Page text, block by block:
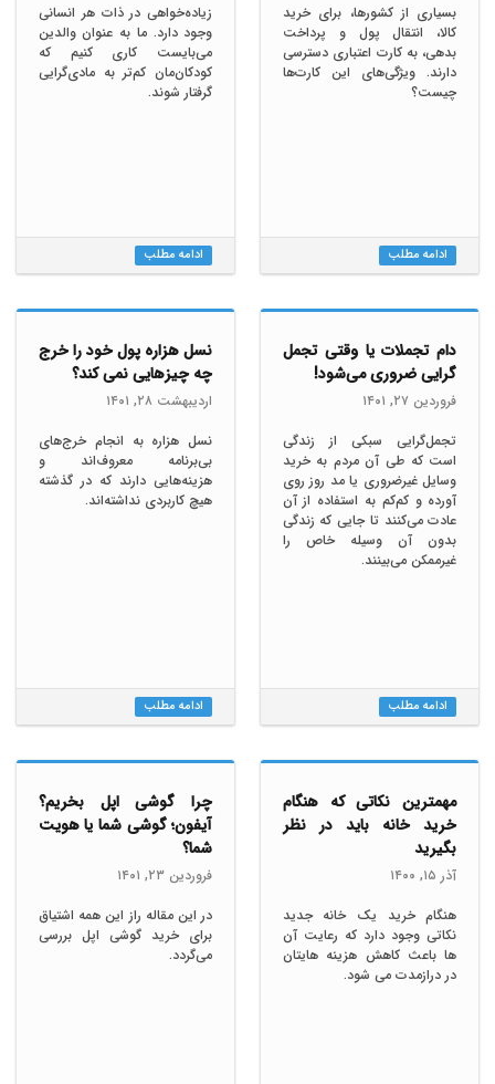
زیاده‌خواهی در ذات هر انسانی
وجود دارد. ما به عنوان والدین
می‌بایست کاری کنیم که
کودکان‌مان کم‌تر به مادی‌گرایی
گرفتار شوند.
ادامه مطلب
نسل هزاره پول خود را خرج
چه چیزهایی نمی کند؟
ارديبهشت ٢٨, ١۴۰١
نسل هزاره به انجام خرج‌های
بی‌برنامه معروف‌اند و
هزینه‌هایی دارند که در گذشته
هیچ کاربردی نداشته‌اند.
ادامه مطلب
چرا گوشی اپل بخریم؟
آیفون؛ گوشی شما یا هویت
شما؟
فروردين ٢٣, ١۴۰١
در این مقاله راز این همه اشتیاق
برای خرید گوشی اپل بررسی
می‌گردد.
بسیاری از کشورها، برای خرید
کالا، انتقال پول و پرداخت
بدهی، به کارت اعتباری دسترسی
دارند. ویژگی‌های این کارت‌ها
چیست؟
ادامه مطلب
دام تجملات یا وقتی تجمل
گرایی ضروری می‌شود!
فروردين ٢٧, ١۴۰١
تجمل‌گرایی سبکی از زندگی‌
است که طی آن مردم به خرید
وسایل غیرضروری یا مد روز روی
آورده و کم‌کم به استفاده از آن
عادت می‌کنند تا جایی که زندگی
بدون آن وسیله خاص را
غیرممکن می‌بینند.
ادامه مطلب
مهمترین نکاتی که هنگام
خرید خانه باید در نظر
بگیرید
آذر ١۵, ١۴۰۰
هنگام خرید یک خانه جدید
نکاتی وجود دارد که رعایت آن
ها باعث کاهش هزینه هایتان
در درازمدت می شود.